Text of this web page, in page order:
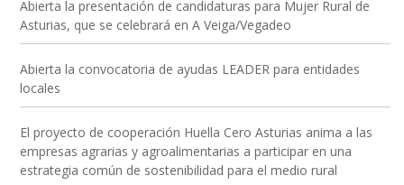
Abierta la presentación de candidaturas para Mujer Rural de
Asturias, que se celebrará en A Veiga/Vegadeo
Abierta la convocatoria de ayudas LEADER para entidades
locales
El proyecto de cooperación Huella Cero Asturias anima a las
empresas agrarias y agroalimentarias a participar en una
estrategia común de sostenibilidad para el medio rural